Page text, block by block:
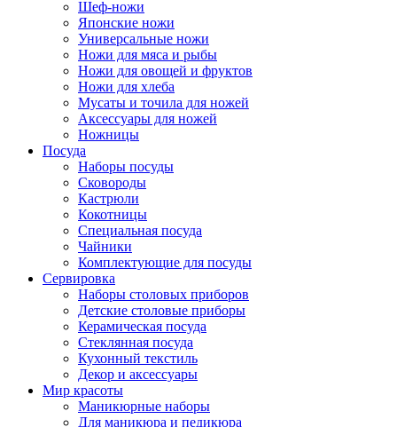
Шеф-ножи
Японские ножи
Универсальные ножи
Ножи для мяса и рыбы
Ножи для овощей и фруктов
Ножи для хлеба
Мусаты и точила для ножей
Аксессуары для ножей
Ножницы
Посуда
Наборы посуды
Сковороды
Кастрюли
Кокотницы
Специальная посуда
Чайники
Комплектующие для посуды
Сервировка
Наборы столовых приборов
Детские столовые приборы
Керамическая посуда
Стеклянная посуда
Кухонный текстиль
Декор и аксессуары
Мир красоты
Маникюрные наборы
Для маникюра и педикюра